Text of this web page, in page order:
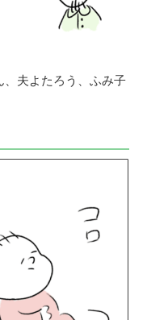
、夫よたろう、ふみ子